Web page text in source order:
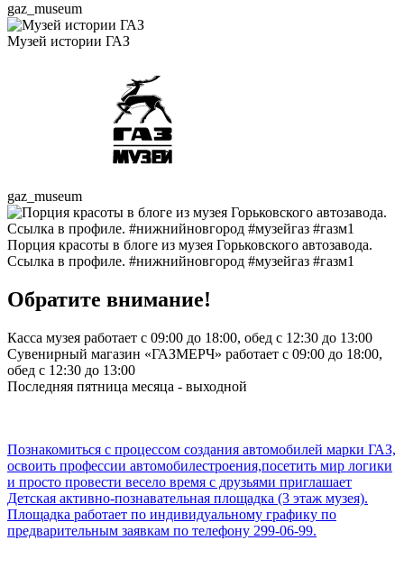
gaz_museum
Музей истории ГАЗ
gaz_museum
Порция красоты в блоге из музея Горьковского автозавода.
Ссылка в профиле. #нижнийновгород #музейгаз #газм1
Обратите внимание!
Касса музея работает с 09:00 до 18:00, обед с 12:30 до 13:00
Сувенирный магазин «ГАЗМЕРЧ» работает с 09:00 до 18:00,
обед с 12:30 до 13:00
Последняя пятница месяца - выходной
Познакомиться с процессом создания автомобилей марки ГАЗ,
освоить профессии автомобилестроения,посетить мир логики
и просто провести весело время с друзьями приглашает
Детская активно-познавательная площадка (3 этаж музея).
Площадка работает по индивидуальному графику по
предварительным заявкам по телефону 299-06-99.